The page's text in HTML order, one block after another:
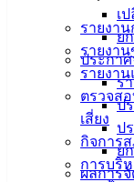
เ
ย
ประกา
ร่
ป
ป
ย
ผลการ
รายงาน
รายงา
รายงา
ตรวจส
เสี่ยง
กิจการ
การบริ
สายตรง
นายก
ประวัติ
เทศบาล
ผู้บริหาร
หัวหน้า